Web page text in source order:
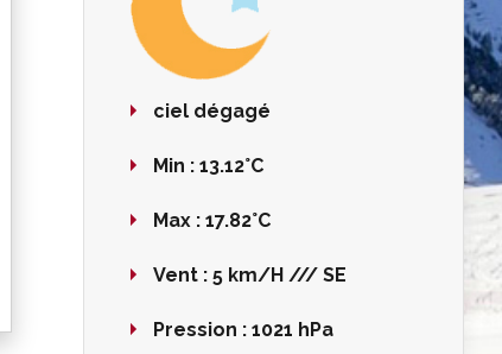
ciel dégagé
Min : 13.12°C
Max : 17.82°C
Vent : 5 km/H /// SE
Pression : 1021 hPa